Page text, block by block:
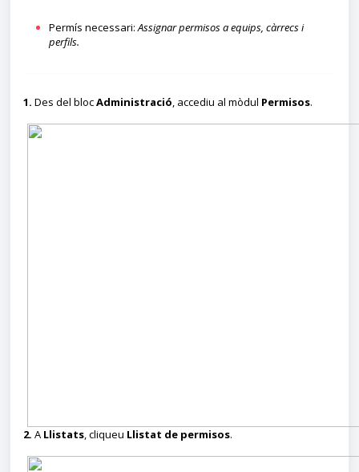
Permís necessari:Assignar permisos a equips, càrrecs i
perfils.
1. Des del blocAdministració, accediu al mòdul Permisos.
2. A Llistats, cliqueu Llistat de permisos.